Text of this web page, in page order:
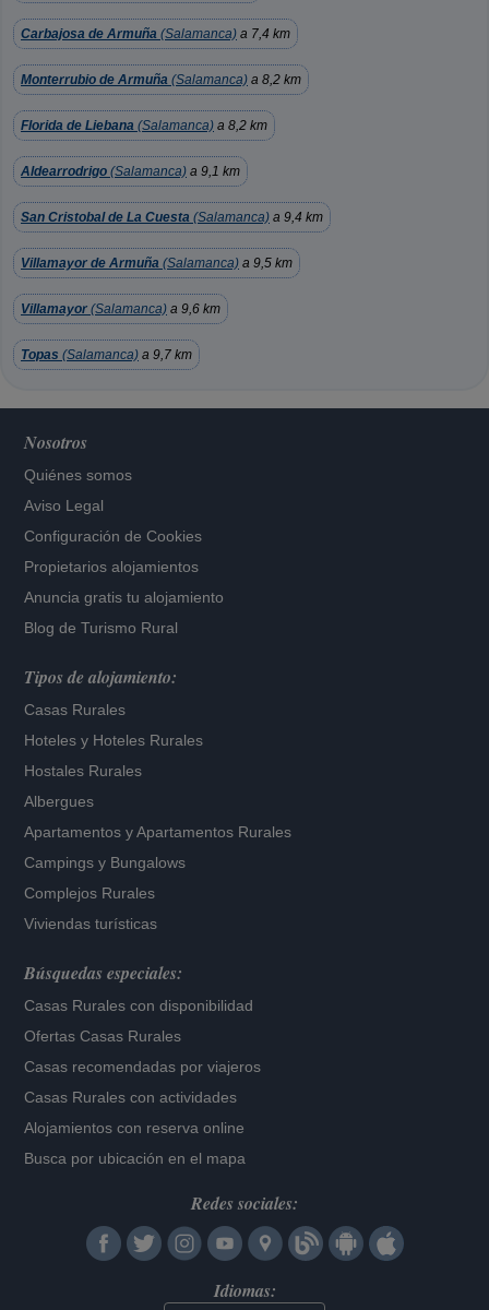
Carbajosa de Armuña (Salamanca) a 7,4 km
Monterrubio de Armuña (Salamanca) a 8,2 km
Florida de Liebana (Salamanca) a 8,2 km
Aldearrodrigo (Salamanca) a 9,1 km
San Cristobal de La Cuesta (Salamanca) a 9,4 km
Villamayor de Armuña (Salamanca) a 9,5 km
Villamayor (Salamanca) a 9,6 km
Topas (Salamanca) a 9,7 km
Nosotros
Quiénes somos
Aviso Legal
Configuración de Cookies
Propietarios alojamientos
Anuncia gratis tu alojamiento
Blog de Turismo Rural
Tipos de alojamiento:
Casas Rurales
Hoteles y Hoteles Rurales
Hostales Rurales
Albergues
Apartamentos yApartamentos Rurales
Campings y Bungalows
Complejos Rurales
Viviendas turísticas
Búsquedas especiales:
Casas Rurales con disponibilidad
Ofertas Casas Rurales
Casas recomendadas por viajeros
Casas Rurales con actividades
Alojamientos con reserva online
Busca por ubicación en el mapa
Redes sociales:
Idiomas: